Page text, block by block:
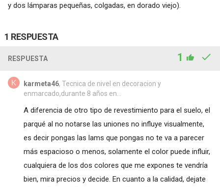
y dos lámparas pequeñas, colgadas, en dorado viejo).
1 RESPUESTA
RESPUESTA 1
karmeta46, Tecnica de nivel en decoracion y
enmarcado,durante 8 años en...
A diferencia de otro tipo de revestimiento para el suelo, el
parqué al no notarse las uniones no influye visualmente,
es decir pongas las lams que pongas no te va a parecer
más espacioso o menos, solamente el color puede influir,
cualquiera de los dos colores que me expones te vendría
bien, mira precios y decide. En cuanto a la calidad, dejate